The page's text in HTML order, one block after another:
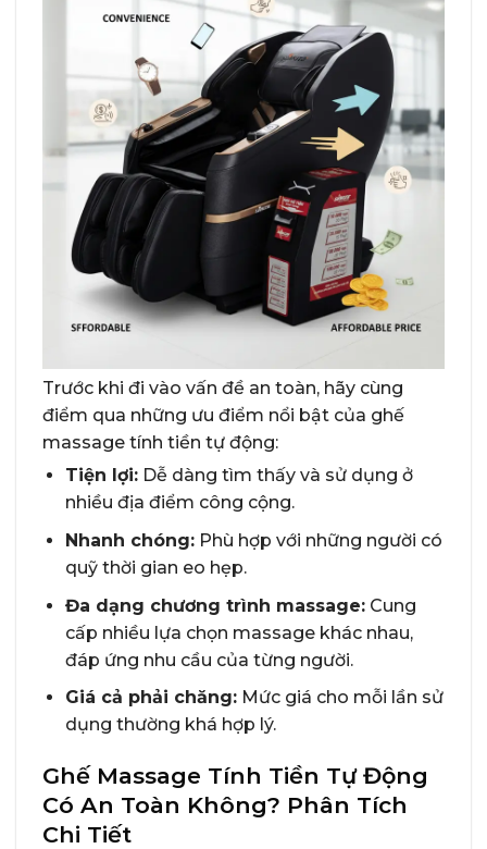
Trước khi đi vào vấn đề an toàn, hãy cùng
điểm qua những ưu điểm nổi bật của ghế
massage tính tiền tự động:
Tiện lợi:Dễ dàng tìm thấy và sử dụng ở
nhiều địa điểm công cộng.
Nhanh chóng:Phù hợp với những người có
quỹ thời gian eo hẹp.
Đa dạng chương trình massage:Cung
cấp nhiều lựa chọn massage khác nhau,
đáp ứng nhu cầu của từng người.
Giá cả phải chăng:Mức giá cho mỗi lần sử
dụng thường khá hợp lý.
Ghế Massage Tính Tiền Tự Động
Có An Toàn Không? Phân Tích
Chi Tiết